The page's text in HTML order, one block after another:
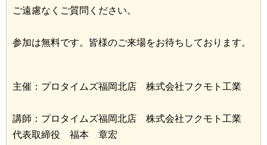
ご遠慮なくご質問ください。
参加は無料です。皆様のご来場をお待ちしております。
主催：プロタイムズ福岡北店 株式会社フクモト工業
講師：プロタイムズ福岡北店 株式会社フクモト工業
代表取締役 福本 章宏